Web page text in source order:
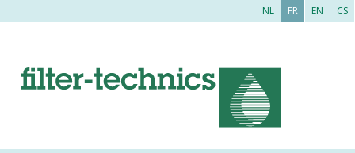
NL FR EN CS